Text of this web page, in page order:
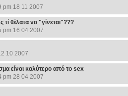
pm 18 11 2007
τί θέλατα να "γίνεται"???
pm 16 04 2007
10 2007
είναι καλύτερο από το sex
pm 28 04 2007